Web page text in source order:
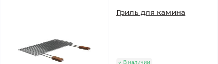
Гриль для камина
В наличии